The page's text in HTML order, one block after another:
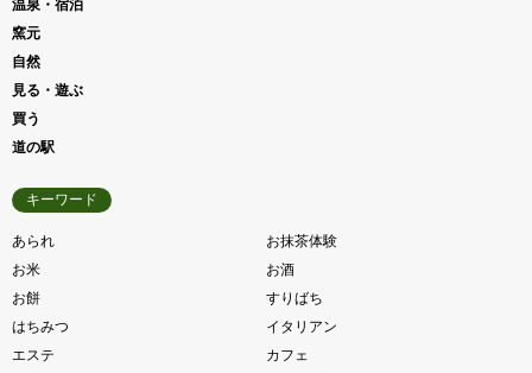
温泉・宿泊
窯元
自然
見る・遊ぶ
買う
道の駅
キーワード
あられ
お抹茶体験
お米
お酒
お餅
すりばち
はちみつ
イタリアン
エステ
カフェ